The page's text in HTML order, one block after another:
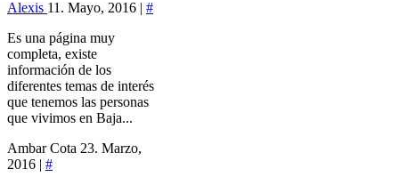
Alexis 11. Mayo, 2016 | #
Es una página muy
completa, existe
información de los
diferentes temas de interés
que tenemos las personas
que vivimos en Baja...
Ambar Cota 23. Marzo,
2016 | #